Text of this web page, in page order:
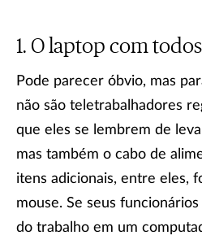
O laptop com
Pode parecer óbvio, mas
não são teletrabalhadores
que eles se lembrem de
mas também o cabo de
itens adicionais, entre eles,
mouse. Se seus
do trabalho em um